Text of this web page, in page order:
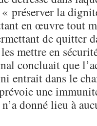
préserver la
en œuvre tout
de quitter
mettre en
concluait que
entrait dans le
une
donné lieu à